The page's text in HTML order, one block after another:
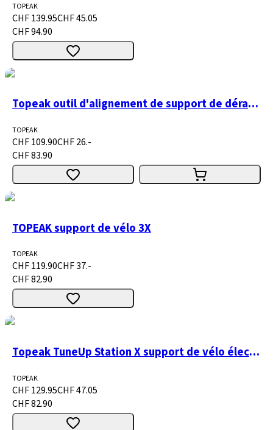
TOPEAK
CHF 139.95CHF 45.05
CHF 94.90
Topeak outil d'alignement de support de dérailleur
TOPEAK
CHF 109.90CHF 26.-
CHF 83.90
TOPEAK support de vélo 3X
TOPEAK
CHF 119.90CHF 37.-
CHF 82.90
Topeak TuneUp Station X support de vélo électrique
TOPEAK
CHF 129.95CHF 47.05
CHF 82.90